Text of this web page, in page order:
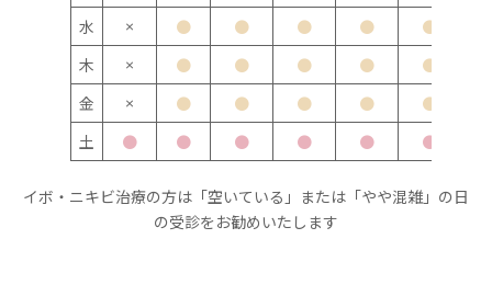
水 × ● ● ● ● ●
木 × ● ● ● ● ●
金 × ● ● ● ● ●
土 ● ● ● ● ● ●
イボ・ニキビ治療の方は「空いている」または「やや混雑」の日
の受診をお勧めいたします